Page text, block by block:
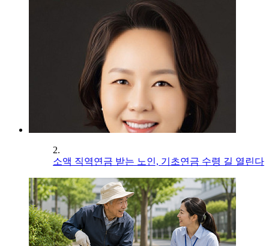
2.
소액 직역연금 받는 노인, 기초연금 수령 길 열린다